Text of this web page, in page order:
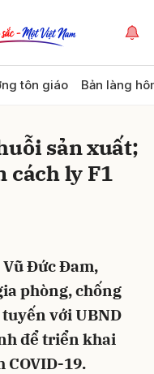
tôn giáo Bản làng
sản xuất;
cách ly F1
Vũ Đức Đam,
phòng, chống
với UBND
để triển khai
COVID-19.